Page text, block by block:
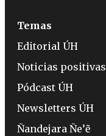
Temas
Editorial ÚH
Noticias positivas
Pódcast ÚH
Newsletters ÚH
Ñandejara Ñe’ẽ